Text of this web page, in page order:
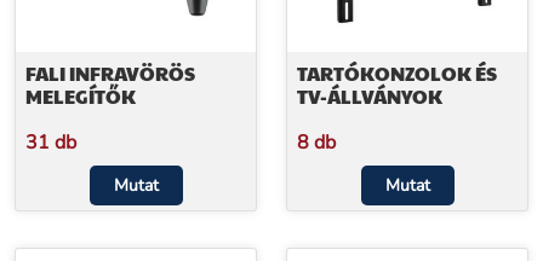
FALI INFRAVÖRÖS
MELEGÍTŐK
31 db
Mutat
TARTÓKONZOLOK ÉS
TV-ÁLLVÁNYOK
8 db
Mutat